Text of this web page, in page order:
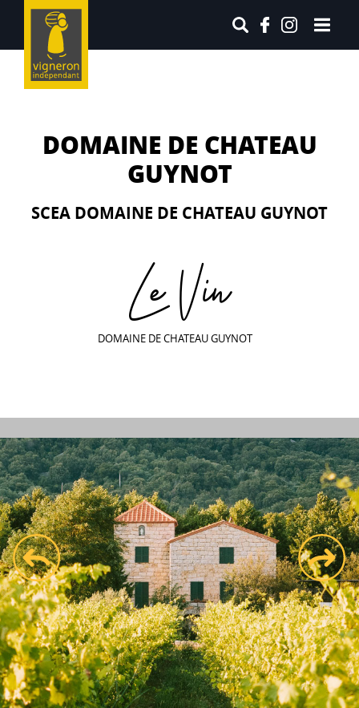
DOMAINE DE CHATEAU
GUYNOT
SCEA DOMAINE DE CHATEAU GUYNOT
Le Vin
DOMAINE DE CHATEAU GUYNOT
prev next